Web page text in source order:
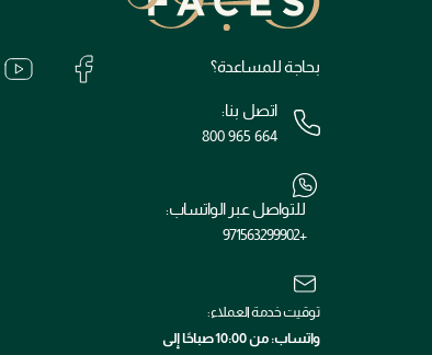
بحاجة للمساعدة؟
اتصل بنا:
800 965 664
للتواصل عبر الواتساب:
+971563299902
توقيت خدمة العملاء:
واتساب: من 10:00 صباحًا إلى